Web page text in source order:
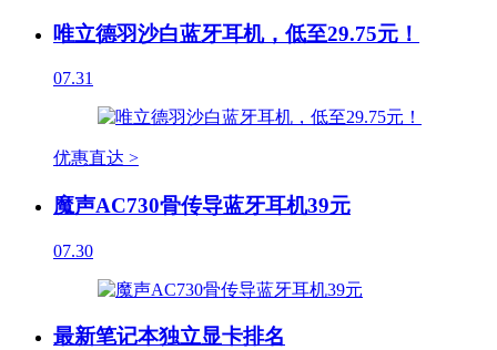
唯立德羽沙白蓝牙耳机，低至29.75元！
07.31
优惠直达 >
魔声AC730骨传导蓝牙耳机39元
07.30
最新笔记本独立显卡排名